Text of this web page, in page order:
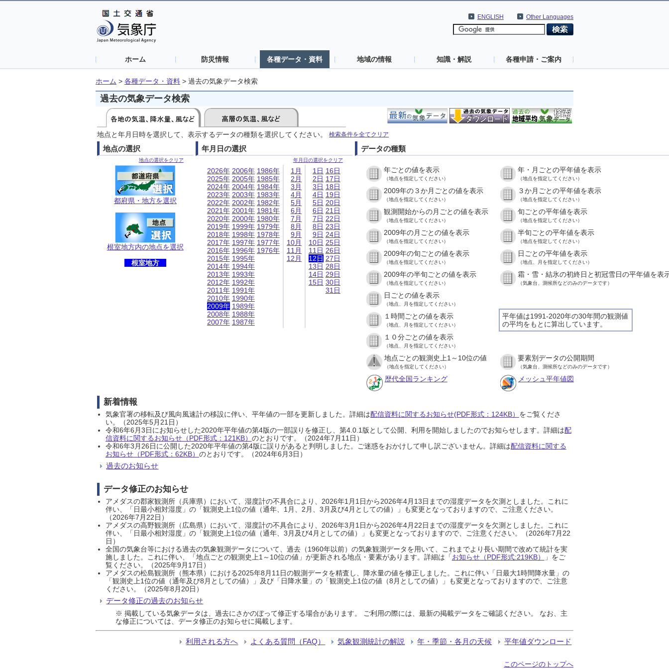
Other Languages
ENGLISH
ホーム 防災情報 各種データ・資料 地域の情報 知識・解説 各種申請・ご案内
ホーム > 各種データ・資料 > 過去の気象データ検索
過去の気象データ検索
地点と年月日時を選択して、表示するデータの種類を選択してください。 検索条件を全てクリア
地点の選択
地点の選択をクリア
都府県・地方を選択
根室地方内の地点を選択
根室地方
年月日の選択
年月日の選択をクリア
2026年
2025年
2024年
2023年
2022年
2021年
2020年
2019年
2018年
2017年
2016年
2015年
2014年
2013年
2012年
2011年
2010年
2009年
2008年
2007年
2006年
2005年
2004年
2003年
2002年
2001年
2000年
1999年
1998年
1997年
1996年
1995年
1994年
1993年
1992年
1991年
1990年
1989年
1988年
1987年
1986年
1985年
1984年
1983年
1982年
1981年
1980年
1979年
1978年
1977年
1976年
1月
2月
3月
4月
5月
6月
7月
8月
9月
10月
11月
12月
1日
2日
3日
4日
5日
6日
7日
8日
9日
10日
11日
12日
13日
14日
15日
16日
17日
18日
19日
20日
21日
22日
23日
24日
25日
26日
27日
28日
29日
30日
31日
データの種類
年ごとの値を表示
（地点を指定してください）
年・月ごとの平年値を表示
（地点を指定してください）
2009年の３か月ごとの値を表示
（地点を指定してください）
３か月ごとの平年値を表示
（地点を指定してください）
観測開始からの月ごとの値を表示
（地点を指定してください）
旬ごとの平年値を表示
（地点を指定してください）
2009年の月ごとの値を表示
（地点を指定してください）
半旬ごとの平年値を表示
（地点を指定してください）
2009年の旬ごとの値を表示
（地点を指定してください）
日ごとの平年値を表示
（地点、月を指定してください）
2009年の半旬ごとの値を表示
（地点を指定してください）
霜・雪・結氷の初終日と初冠雪日の平年値を表
（気象台、測候所などのみのデータです）
日ごとの値を表示
（地点、月を指定してください）
平年値は1991-2020年の30年間の観測値
の平均をもとに算出しています。
１時間ごとの値を表示
（地点、月を指定してください）
１０分ごとの値を表示
（地点、月を指定してください）
地点ごとの観測史上1～10位の値
（地点を指定してください）
要素別データの公開期間
（気象台、測候所などのみのデータです）
歴代全国ランキング メッシュ平年値図
新着情報
気象官署の移転及び風向風速計の移設に伴い、平年値の一部を更新しました。詳細は配信資料に関するお知らせ(PDF形式：124KB） をご覧くださ
い。（2025年5月21日）
令和6年6月3日にお知らせした2020年平年値の第4版の一部誤りを修正し、第4.0.1版として公開、利用を開始しましたのでお知らせします。詳細は配
信資料に関するお知らせ（PDF形式：121KB） のとおりです。（2024年7月11日）
令和6年3月26日に公開した2020年平年値の第4版に誤りがあると判明しました。ご迷惑をおかけして申し訳ございません。詳細は配信資料に関する
お知らせ（PDF形式：62KB） のとおりです。（2024年6月3日）
過去のお知らせ
データ修正のお知らせ
アメダスの郡家観測所（兵庫県）において、湿度計の不具合により、2026年1月1日から2026年4月13日までの湿度データを欠測としました。これに
伴い、「日最小相対湿度」の「観測史上1位の値（通年、1月、2月、3月及び4月としての値）」も変更となっておりますので、ご注意ください。
（2026年7月22日）
アメダスの高野観測所（広島県）において、湿度計の不具合により、2026年3月1日から2026年4月22日までの湿度データを欠測としました。これに
伴い、「日最小相対湿度」の「観測史上1位の値（通年、3月及び4月としての値）」も変更となっておりますので、ご注意ください。（2026年7月22
日）
全国の気象台等における過去の気象観測データについて、過去（1960年以前）の気象観測データを用いて、これまでより長い期間で改めて統計を実
施しました。これに伴い、「地点ごとの観測史上1～10位の値」が更新される地点・要素があります。詳細は「お知らせ（PDF形式:219KB）
」をご
覧ください。（2025年9月17日）
アメダスの松島観測所（熊本県）における2025年8月11日の観測データを精査し、降水量の値を修正しました。これに伴い「日最大1時間降水量」の
「観測史上1位の値（通年及び8月としての値）」及び「日降水量」の「観測史上1位の値（8月としての値）」も変更となっておりますので、ご注意
ください。（2025年8月20日）
データ修正の過去のお知らせ
※ 掲載している気象データは、過去にさかのぼって修正する場合があります。 ご利用の際には、最新の掲載データをご確認ください。 なお、主
な修正については、データ修正のお知らせに掲載します。
利用される方へ よくある質問（FAQ） 気象観測統計の解説 年・季節・各月の天候 平年値ダウンロード
このページのトップへ